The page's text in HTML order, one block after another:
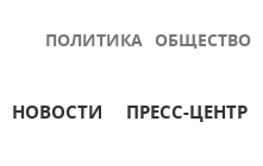
ПОЛИТИКА ОБЩЕСТВО
НОВОСТИ ПРЕСС-ЦЕНТР